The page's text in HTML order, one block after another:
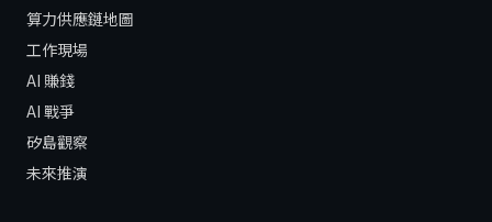
算力供應鏈地圖
工作現場
AI 賺錢
AI 戰爭
矽島觀察
未來推演